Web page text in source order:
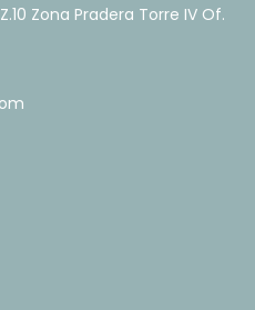
Zona Pradera Torre IV Of.